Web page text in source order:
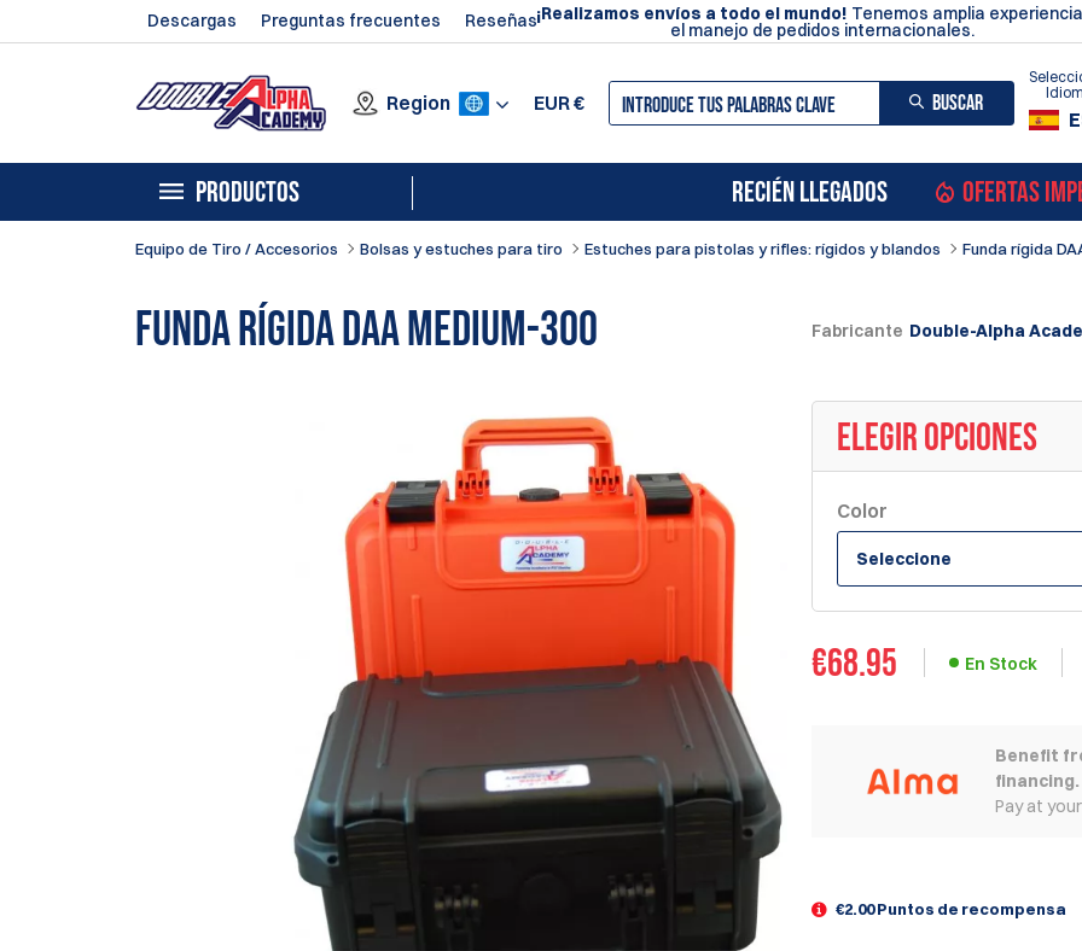
Descargas Preguntas frecuentes Reseñas¡Realizamos envíos a todo el mundo! Tenemos amplia
el manejo de pedidos internacionales.
Region EUR€ BUSCAR
PRODUCTOS RECIÉN LLEGADOS OFERTAS
Equipo de Tiro / Accesorios Bolsas y estuches para tiro Estuches para pistolas y rifles: rígidos y blandos Funda rígida
Funda rígida DAA Medium-300 Fabricante Double-Alpha
ELEGIR OPCIONES
Color
Seleccione
€68.95 En Stock
Benefit
financing.
Pay at
€2.00 Puntos de recompensa